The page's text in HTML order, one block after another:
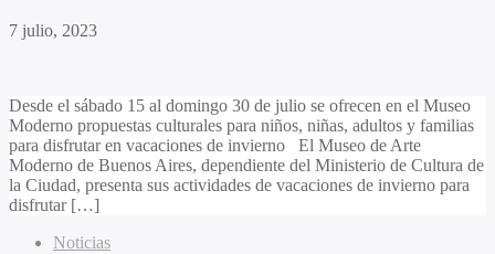
7 julio, 2023
Desde el sábado 15 al domingo 30 de julio se ofrecen en el Museo
Moderno propuestas culturales para niños, niñas, adultos y familias
para disfrutar en vacaciones de invierno El Museo de Arte
Moderno de Buenos Aires, dependiente del Ministerio de Cultura de
la Ciudad, presenta sus actividades de vacaciones de invierno para
disfrutar […]
Noticias